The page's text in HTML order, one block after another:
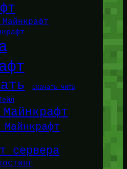
Скачать читы
Майнкрафт
сервера